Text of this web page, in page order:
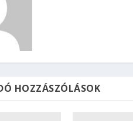
HOZZÁSZÓLÁSOK